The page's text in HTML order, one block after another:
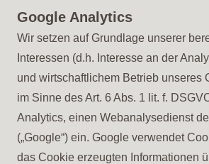
Google Analytics
Wir setzen auf Grundlage unserer
Interessen (d.h. Interesse an der
und wirtschaftlichem Betrieb unseres
im Sinne des Art. 6 Abs. 1 lit. f.
Analytics, einen Webanalysedienst
(„Google“) ein. Google verwendet
das Cookie erzeugten Informationen